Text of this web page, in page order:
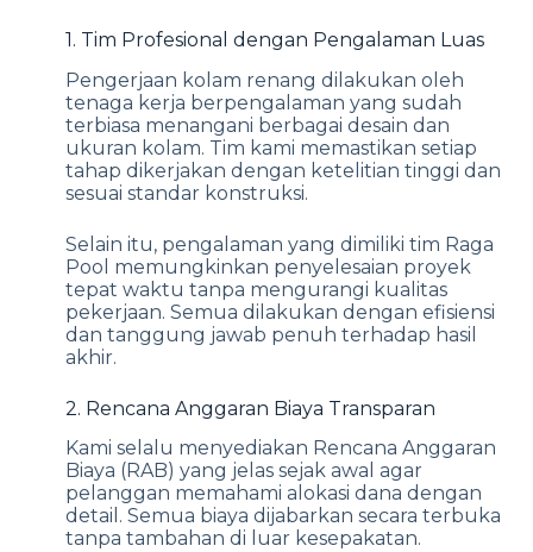
1. Tim Profesional dengan Pengalaman Luas
Pengerjaan kolam renang dilakukan oleh
tenaga kerja berpengalaman yang sudah
terbiasa menangani berbagai desain dan
ukuran kolam. Tim kami memastikan setiap
tahap dikerjakan dengan ketelitian tinggi dan
sesuai standar konstruksi.
Selain itu, pengalaman yang dimiliki tim Raga
Pool memungkinkan penyelesaian proyek
tepat waktu tanpa mengurangi kualitas
pekerjaan. Semua dilakukan dengan efisiensi
dan tanggung jawab penuh terhadap hasil
akhir.
2. Rencana Anggaran Biaya Transparan
Kami selalu menyediakan Rencana Anggaran
Biaya (RAB) yang jelas sejak awal agar
pelanggan memahami alokasi dana dengan
detail. Semua biaya dijabarkan secara terbuka
tanpa tambahan di luar kesepakatan.